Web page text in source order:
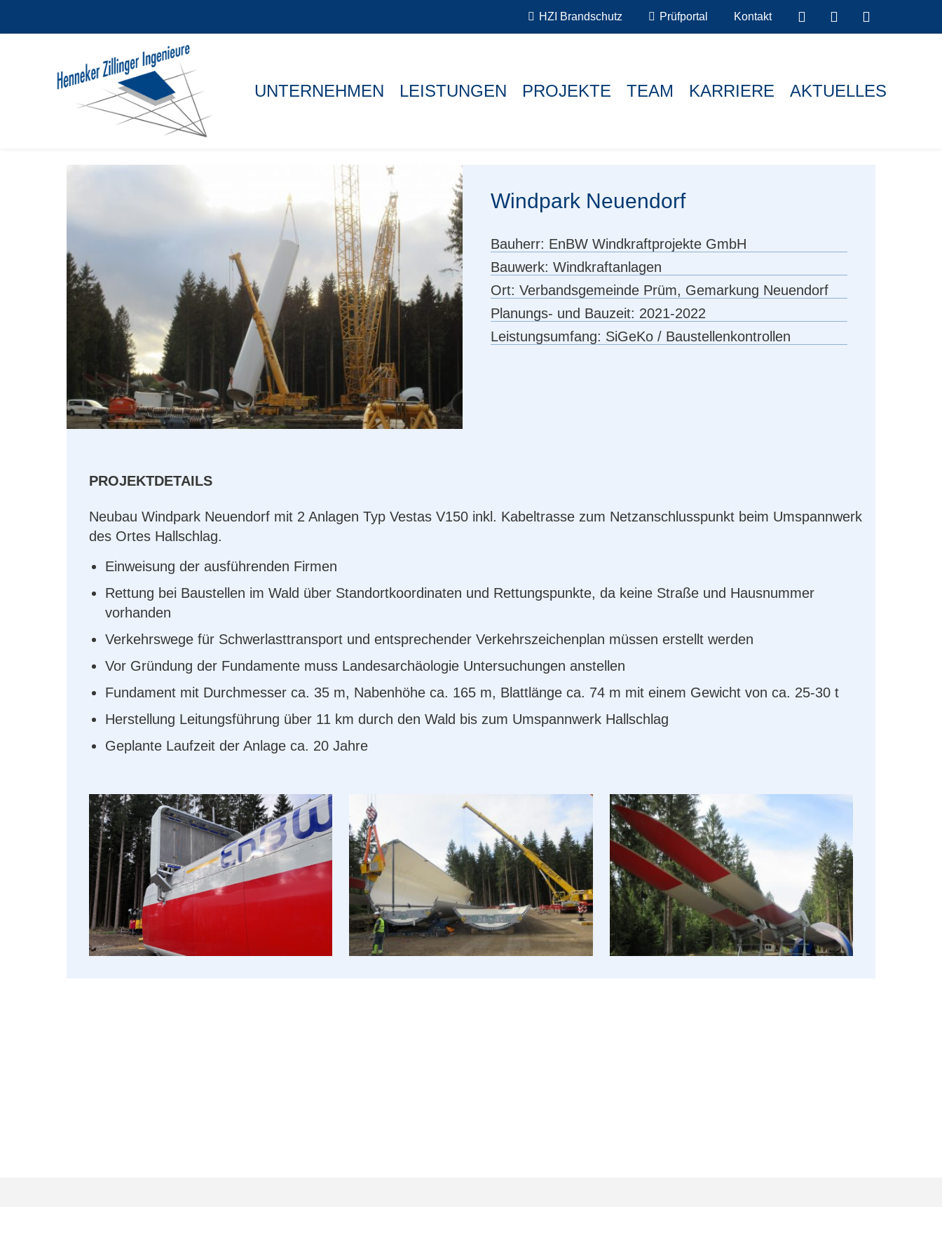
HZI Brandschutz Prüfportal Kontakt
UNTERNEHMEN LEISTUNGEN PROJEKTE TEAM KARRIERE AKTUELLES
Windpark Neuendorf
Bauherr: EnBW Windkraftprojekte GmbH
Bauwerk: Windkraftanlagen
Ort: Verbandsgemeinde Prüm, Gemarkung Neuendorf
Planungs- und Bauzeit: 2021-2022
Leistungsumfang: SiGeKo / Baustellenkontrollen
PROJEKTDETAILS
Neubau Windpark Neuendorf mit 2 Anlagen Typ Vestas V150 inkl. Kabeltrasse zum Netzanschlusspunkt beim Umspannwerk
des Ortes Hallschlag.
Einweisung der ausführenden Firmen
Rettung bei Baustellen im Wald über Standortkoordinaten und Rettungspunkte, da keine Straße und Hausnummer
vorhanden
Verkehrswege für Schwerlasttransport und entsprechender Verkehrszeichenplan müssen erstellt werden
Vor Gründung der Fundamente muss Landesarchäologie Untersuchungen anstellen
Fundament mit Durchmesser ca. 35 m, Nabenhöhe ca. 165 m, Blattlänge ca. 74 m mit einem Gewicht von ca. 25-30 t
Herstellung Leitungsführung über 11 km durch den Wald bis zum Umspannwerk Hallschlag
Geplante Laufzeit der Anlage ca. 20 Jahre